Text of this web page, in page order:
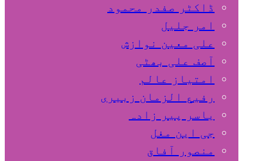
ڈاکٹر صفدر محمود
امر جلیل
علی معین نوازش
آصف علی بھٹی
امتیاز عالم
رفیع الزمان زبیری
یاسر پیر زادہ
جی این مغل
منصور آفاق